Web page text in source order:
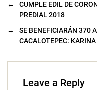
←
CUMPLE EDIL DE
PREDIAL 2018
→
SE BENEFICIARÁN 370
CACALOTEPEC:
Leave a Reply